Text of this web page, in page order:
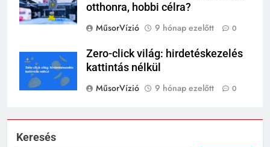
otthonra, hobbi célra?
MűsorVízió
9 hónap ezelőtt 0
Zero-click világ: hirdetéskezelés
kattintás nélkül
MűsorVízió
9 hónap ezelőtt 0
Keresés